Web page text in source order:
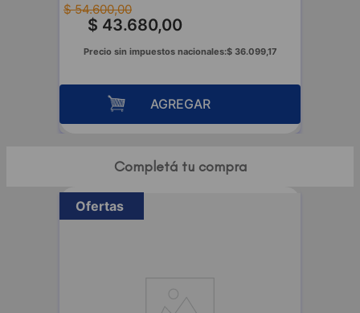
$ 54.600,00
$ 43.680,00
Precio sin impuestos nacionales:$ 36.099,17
AGREGAR
Completá tu compra
Ofertas